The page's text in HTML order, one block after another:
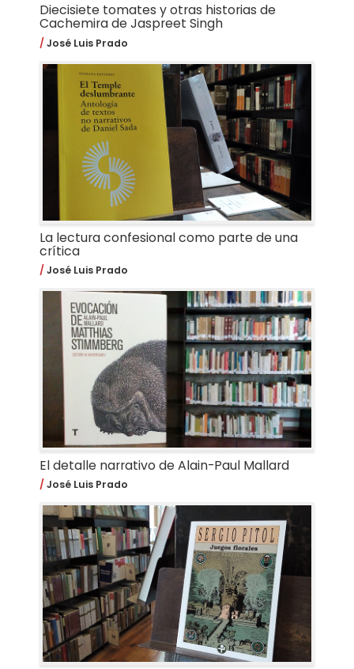
Diecisiete tomates y otras historias de
Cachemira de Jaspreet Singh
José Luis Prado
La lectura confesional como parte de una
crítica
José Luis Prado
El detalle narrativo de Alain-Paul Mallard
José Luis Prado